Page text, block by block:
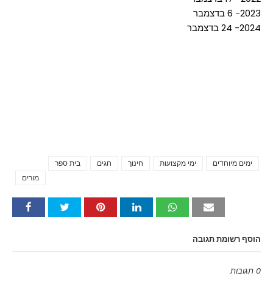
2023- 6 בדצמבר
2024- 24 בדצמבר
בית ספר חגים חינוך ימי מקצועות
ימים מיוחדים
מורים
הוסף רשומת תגובה
0 תגובות